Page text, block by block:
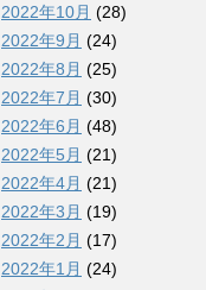
2022年10月 (28)
2022年9月 (24)
2022年8月 (25)
2022年7月 (30)
2022年6月 (48)
2022年5月 (21)
2022年4月 (21)
2022年3月 (19)
2022年2月 (17)
2022年1月 (24)